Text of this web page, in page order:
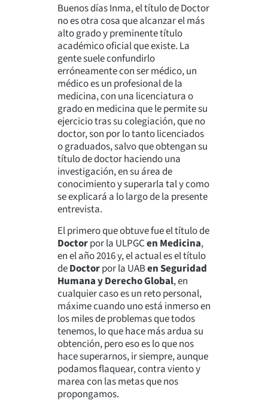
Buenos días Inma, el título de Doctor
no es otra cosa que alcanzar el más
alto grado y preminente título
académico oficial que existe. La
gente suele confundirlo
erróneamente con ser médico, un
médico es un profesional de la
medicina, con una licenciatura o
grado en medicina que le permite su
ejercicio tras su colegiación, que no
doctor, son por lo tanto licenciados
o graduados, salvo que obtengan su
título de doctor haciendo una
investigación, en su área de
conocimiento y superarla tal y como
se explicará a lo largo de la presente
entrevista.
El primero que obtuve fue el título de
Doctorpor la ULPGCen Medicina,
en el año 2016 y, el actual es el título
deDoctorpor la UABen Seguridad
Humana y Derecho Global, en
cualquier caso es un reto personal,
máxime cuando uno está inmerso en
los miles de problemas que todos
tenemos, lo que hace más ardua su
obtención, pero eso es lo que nos
hace superarnos, ir siempre, aunque
podamos flaquear, contra viento y
marea con las metas que nos
propongamos.